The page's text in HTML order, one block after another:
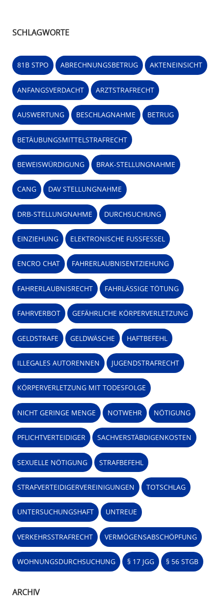
SCHLAGWORTE
81B STPO ABRECHNUNGSBETRUG AKTENEINSICHT
ANFANGSVERDACHT ARZTSTRAFRECHT
AUSWERTUNG BESCHLAGNAHME BETRUG
BETÄUBUNGSMITTELSTRAFRECHT
BEWEISWÜRDIGUNG BRAK-STELLUNGNAHME
CANG DAV STELLUNGNAHME
DRB-STELLUNGNAHME DURCHSUCHUNG
EINZIEHUNG ELEKTRONISCHE FUSSFESSEL
ENCRO CHAT FAHRERLAUBNISENTZIEHUNG
FAHRERLAUBNISRECHT FAHRLÄSSIGE TÖTUNG
FAHRVERBOT GEFÄHRLICHE KÖRPERVERLETZUNG
GELDSTRAFE GELDWÄSCHE HAFTBEFEHL
ILLEGALES AUTORENNEN JUGENDSTRAFRECHT
KÖRPERVERLETZUNG MIT TODESFOLGE
NICHT GERINGE MENGE NOTWEHR NÖTIGUNG
PFLICHTVERTEIDIGER SACHVERSTÄBDIGENKOSTEN
SEXUELLE NÖTIGUNG STRAFBEFEHL
STRAFVERTEIDIGERVEREINIGUNGEN TOTSCHLAG
UNTERSUCHUNGSHAFT UNTREUE
VERKEHRSSTRAFRECHT VERMÖGENSABSCHÖPFUNG
WOHNUNGSDURCHSUCHUNG § 17 JGG § 56 STGB
ARCHIV